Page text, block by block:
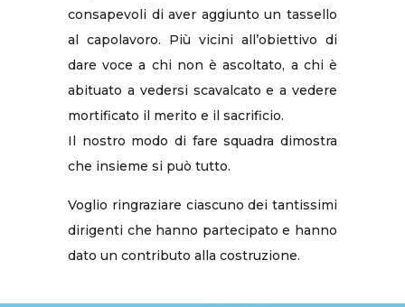
consapevoli di aver aggiunto un tassello
al capolavoro. Più vicini all’obiettivo di
dare voce a chi non è ascoltato, a chi è
abituato a vedersi scavalcato e a vedere
mortificato il merito e il sacrificio.
Il nostro modo di fare squadra dimostra
che insieme si può tutto.
Voglio ringraziare ciascuno dei tantissimi
dirigenti che hanno partecipato e hanno
dato un contributo alla costruzione.